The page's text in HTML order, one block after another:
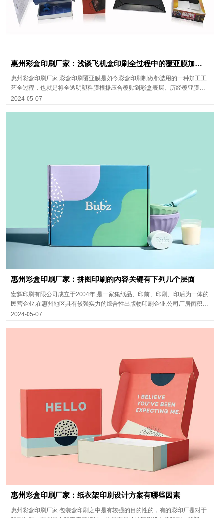
2024-05-07
惠州彩盒印刷厂家：浅谈飞机盒印刷全过程中的覆亚膜加工
工艺
惠州彩盒印刷厂家 彩盒印刷覆亚膜是如今彩盒印刷制做都选用的一种加工工
艺全过程，也就是将全透明塑料膜根据压合覆贴到彩盒表层。历经覆亚膜的
彩盒具备许多 优势,例如防潮、耐污、不掉色及提升光泽度等。
2024-05-07
惠州彩盒印刷厂家：拼图印刷的內容关键有下列几个层面
宏辉印刷有限公司成立于2004年,是一家集纸品、印前、印刷、印后为一体的
民营企业,在惠州地区具有较强实力的综合性出版物印刷企业,公司厂房面积达
10000多平方米,员工150多人。
惠州彩盒印刷厂家：纸衣架印刷设计方案有哪些因素
惠州彩盒印刷厂家 包装盒印刷之中是有较强的目的性的，有的彩印厂是对于